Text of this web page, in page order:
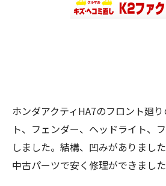
ホンダアクティHA7のフロント廻
ト、フェンダー、ヘッドライト、
しました。結構、凹みがありまし
中古パーツで安く修理ができました